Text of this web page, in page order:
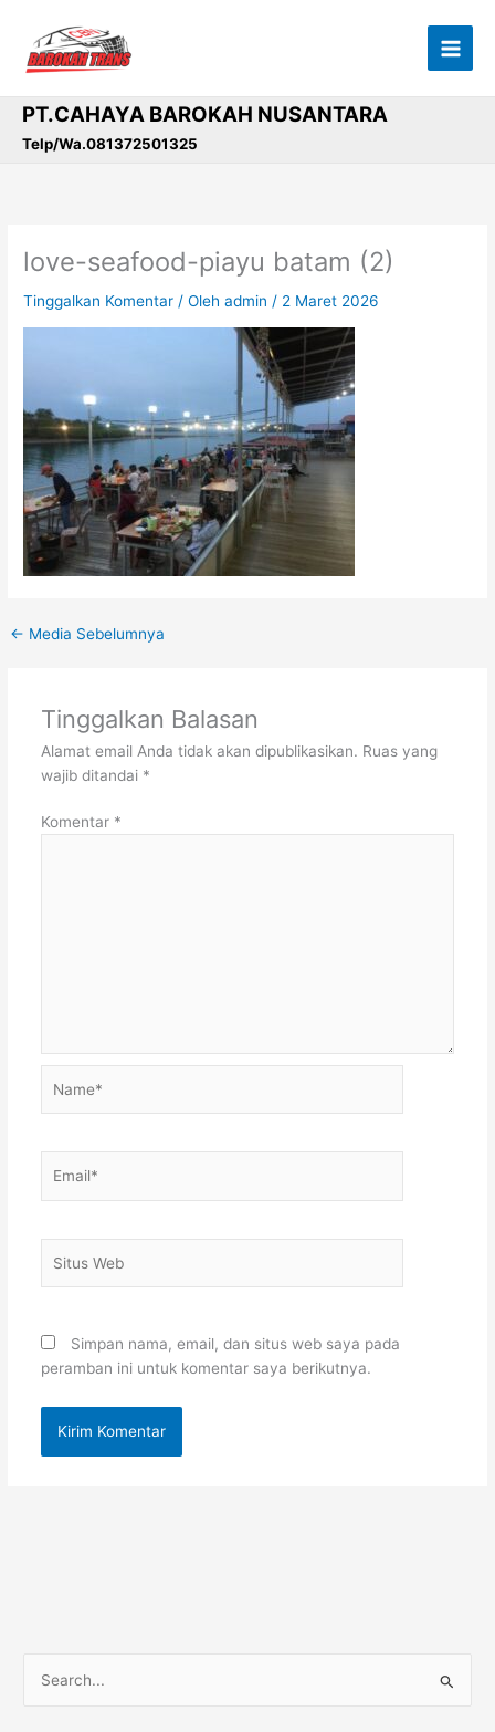
konten
PT.CAHAYA BAROKAH NUSANTARA
Telp/Wa.081372501325
love-seafood-piayu batam (2)
Tinggalkan Komentar / Olehadmin / 2 Maret 2026
← Media Sebelumnya
Tinggalkan Balasan
Alamat email Anda tidak akan dipublikasikan. Ruas yang
wajib ditandai *
Komentar *
Web
Simpan nama, email, dan situs web saya pada
peramban ini untuk komentar saya berikutnya.